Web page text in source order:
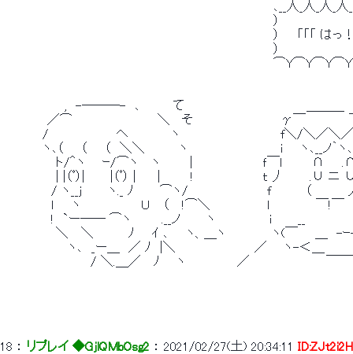
､__人_人_人_人_人_人_
）　　　　　　　　　　　　　
）　　「「「 はっ！？ 」」」
）　　　　　　　　　　　　　
,　-───-　､　　　  て　　 　 　 　 　 　 　 　 　 ＿＿＿　　　
／⌒　　　　　 　 　 　 ＼　 そ　　　　　　　　　　γ￣　　　　　
/　　　 　 　 　 ヘ　　　 　 ヽ　　　　　　　　　　　  f＼/＼／＼／＼
ヽ､（　　（　　（　＼＼　　 　 ヽ　　　　　　　　　　  i　　ヽ､__ノ
ト/＾ヽ 　 ｰ/⌒ヽ　 ヽ 　 　 |　　　　　　　　 ｆ￣ｌ 　 　 ∩　　.∩　
| |（ﾟ）|　 　 |（ﾟ） |　　 |　　　 !　　　　　　　　ｔ 丿　　　.∪ ニ
/ ヽ__ｊ　　　ヽ._ ﾉ　　　⌒ヽ/　　　　　　　　　 f　　　　（　　　　
ｌ　　ヽ　　　　　　 Ｕ　 （　 !⌒＼　　　　　　  l　　 　 　 ￣!￣　
!　`ー── ⌒ヽ　　　 .__ノ　　　ヽ　　　　　　 i　　　__　　　　　　　
＼　 ＼　　　　ﾉ　　ｲ ､　　ヽ、＿ヽ　　　　　 ヽ(￣　　＿　-ｰ-　
ヽ､　_ー＿　／ ﾉ　|＼　　　　　　　　　 ／ 　 ヽ-＜＿　　　　
/ ＼.＿／　 ﾉ 　 ヽ　　　　 　 ／　　　　 　 　 　 ￣￣￣　　
18 ： リプレイ ◆GjlQMbOsg2 ： 2021/02/27(土) 20:34:11